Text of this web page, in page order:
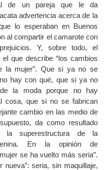
de un pareja que le da
advertencia acerca de la
lo esperaban en Buenos
al compartir el camarote con
Y, sobre todo, el
el que describe “los cambios
la mujer”. Que si ya no se
hay con qué, que si ya no
la moda porque no hay
cosa, que si no se fabrican
cambio en las medio de
da como resultado
la superestructura de la
En la opinión de
se ha vuelto más seria”.
nueva”: seria, sin maquillaje,